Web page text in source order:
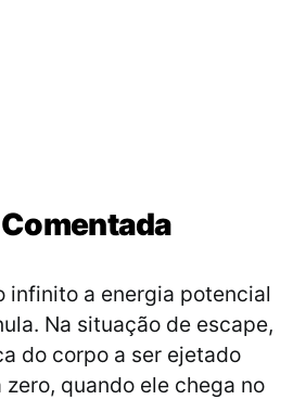
infinito a energia potencial
Na situação de escape,
do corpo a ser ejetado
quando ele chega no